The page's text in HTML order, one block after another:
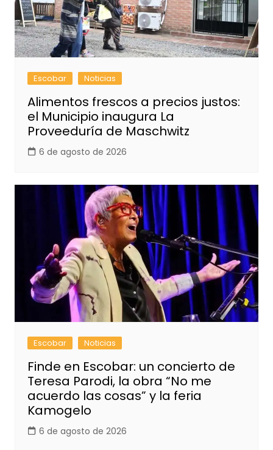
Escobar Noticias
Alimentos frescos a precios justos:
el Municipio inaugura La
Proveeduría de Maschwitz
6 de agosto de 2026
Escobar Noticias
Finde en Escobar: un concierto de
Teresa Parodi, la obra “No me
acuerdo las cosas” y la feria
Kamogelo
6 de agosto de 2026